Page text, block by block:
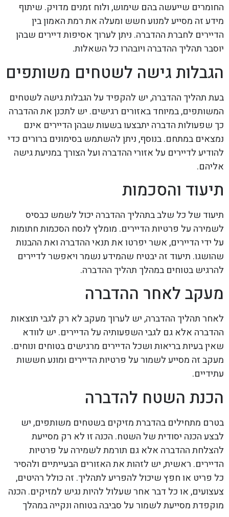
החומרים שייעשה בהם שימוש, ולוח זמנים מדויק. שיתוף
מידע זה מסייע למנוע חשש ומעלה את רמת האמון בין
הדיירים לחברת ההדברה. ניתן לערוך אסיפות דיירים שבהן
יוסבר תהליך ההדברה ויובהרו כל השאלות.
הגבלות גישה לשטחים משותפים
בעת תהליך ההדברה, יש להקפיד על הגבלות גישה לשטחים
המשותפים, במיוחד באזורים רגישים. יש לתכנן את ההדברה
כך שפעולות הדברה יתבצעו בשעות שבהן הדיירים אינם
נמצאים במתחם. בנוסף, ניתן להשתמש בסימונים ברורים כדי
להודיע לדיירים על אזורי ההדברה ועל הצורך במניעת גישה
אליהם.
תיעוד והסכמות
תיעוד של כל שלב בתהליך ההדברה יכול לשמש כבסיס
לשמירה על פרטיות הדיירים. מומלץ לנסח הסכמות חתומות
על ידי הדיירים, אשר יפרטו את תנאי ההדברה ואת ההבנות
שהושגו. תיעוד זה יבטיח שהמידע נשמר ויאפשר לדיירים
להרגיש בטוחים במהלך תהליך ההדברה.
מעקב לאחר ההדברה
לאחר תהליך ההדברה, יש לערוך מעקב לא רק לגבי תוצאות
ההדברה אלא גם לגבי השפעותיה על הדיירים. יש לוודא
שאין בעיות בריאות ושכל הדיירים מרגישים בטוחים ונוחים.
מעקב זה מסייע לשמור על פרטיות הדיירים ומונע חששות
עתידיים.
הכנת השטח להדברה
בטרם מתחילים בהדברת מזיקים בשטחים משותפים, יש
לבצע הכנה יסודית של השטח. הכנה זו לא רק מסייעת
להצלחת ההדברה אלא גם תורמת לשמירה על פרטיות
הדיירים. ראשית, יש לזהות את האזורים הבעייתיים ולהסיר
כל פריט או חפץ שיכול להפריע לתהליך. זה כולל רהיטים,
צעצועים, או כל דבר אחר שעלול להיות נגיש למזיקים. הכנה
מוקפדת מסייעת לשמור על סביבה בטוחה ונקייה במהלך